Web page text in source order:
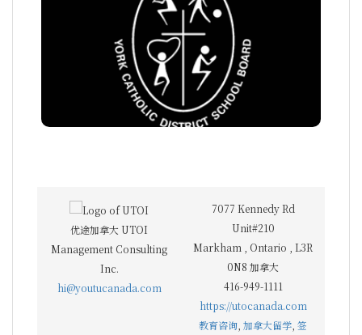
约克天主教公立教育局
优途加拿大 UTOI
Management Consulting
Inc.
hi@youtucanada.com
7077 Kennedy Rd
Unit#210
Markham
Ontario
L3R
0N8 加拿大
416-949-1111
https://utocanada.com
教育咨询 加拿大留学 签